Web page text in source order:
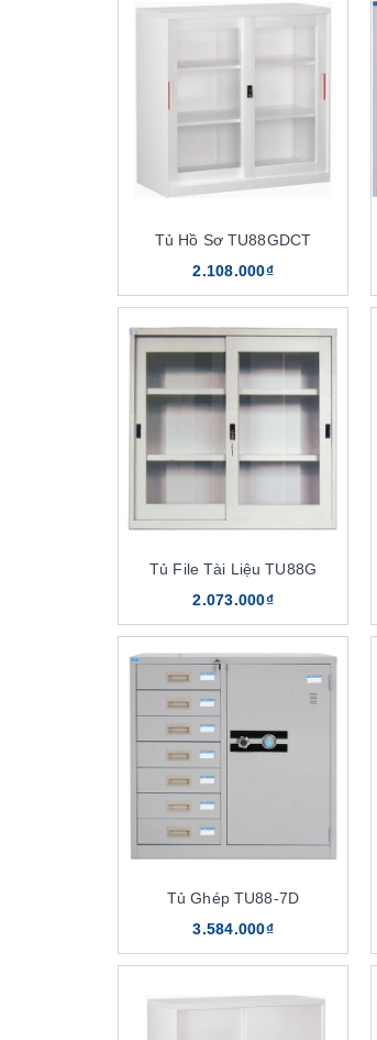
Tủ Hồ Sơ TU88GDCT
2.108.000₫
Tủ File Tài Liệu TU88G
2.073.000₫
Tủ Ghép TU88-7D
3.584.000₫